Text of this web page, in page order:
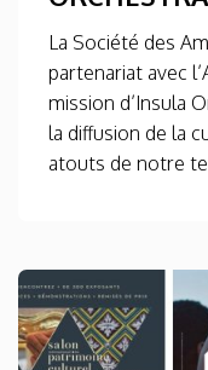
La Société des
partenariat avec
mission d’Insula
la diffusion de la
atouts de notre